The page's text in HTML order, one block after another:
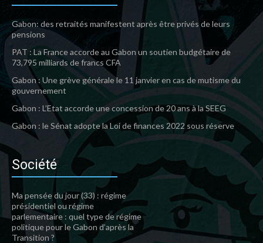
Gabon: des retraités manifestent après être privés de leurs
pensions
PAT : La France accorde au Gabon un soutien budgétaire de
73,795 milliards de francs CFA
Gabon : Une grève générale le 11 janvier en cas de mutisme du
gouvernement
Gabon : L’Etat accorde une concession de 20 ans à la SEEG
Gabon : le Sénat adopte la Loi de finances 2022 sous réserve
Société
Ma pensée du jour (33) : régime
présidentiel ou régime
parlementaire : quel type de régime
politique pour le Gabon d’après la
Transition ?